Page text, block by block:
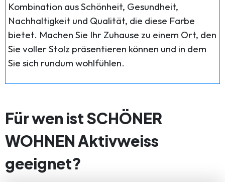
Kombination aus Schönheit, Gesundheit,
Nachhaltigkeit und Qualität, die diese Farbe
bietet. Machen Sie Ihr Zuhause zu einem Ort, den
Sie voller Stolz präsentieren können und in dem
Sie sich rundum wohlfühlen.
Für wen ist SCHÖNER
WOHNEN Aktivweiss
geeignet?